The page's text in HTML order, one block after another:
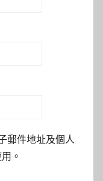
郵件地址及個人
。